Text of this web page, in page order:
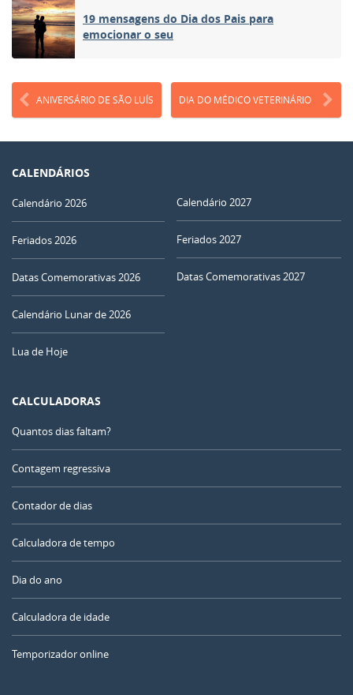
19 mensagens do Dia dos Pais para
emocionar o seu
ANIVERSÁRIO DE SÃO LUÍS DIA DO MÉDICO VETERINÁRIO
CALENDÁRIOS
Calendário 2026
Feriados 2026
Datas Comemorativas 2026
Calendário Lunar de 2026
Lua de Hoje
Calendário 2027
Feriados 2027
Datas Comemorativas 2027
CALCULADORAS
Quantos dias faltam?
Contagem regressiva
Contador de dias
Calculadora de tempo
Dia do ano
Calculadora de idade
Temporizador online